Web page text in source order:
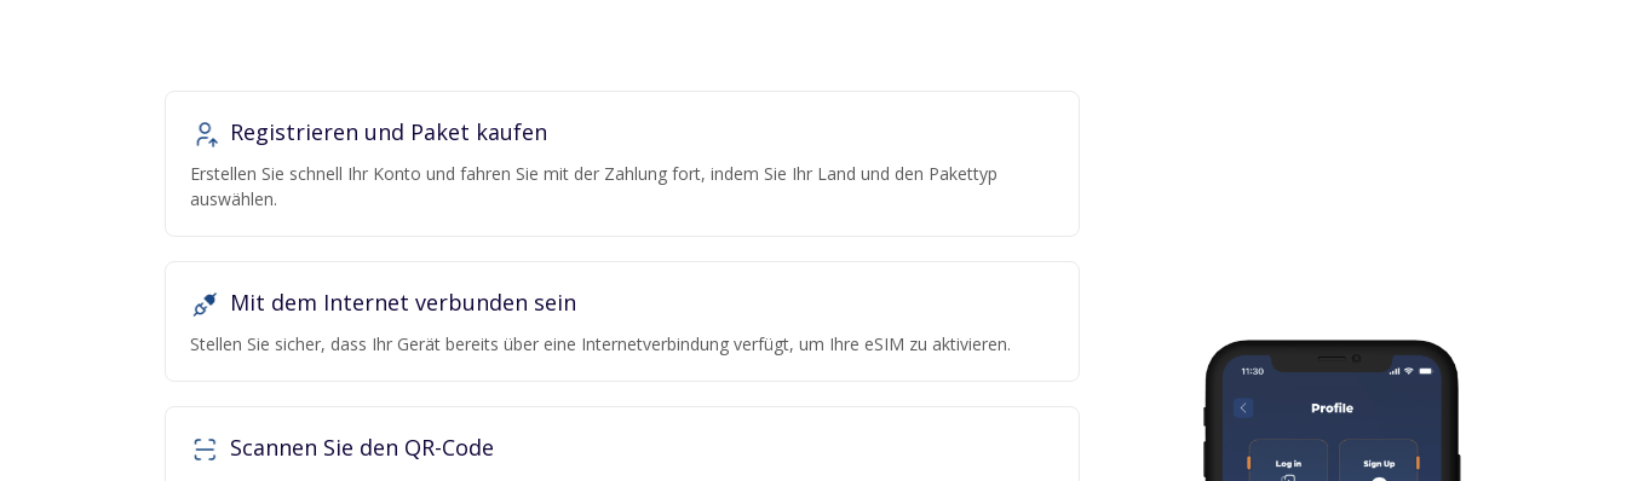
Registrieren und Paket kaufen
Erstellen Sie schnell Ihr Konto und fahren Sie mit der Zahlung fort, indem Sie Ihr Land und den Pakettyp
auswählen.
Mit dem Internet verbunden sein
Stellen Sie sicher, dass Ihr Gerät bereits über eine Internetverbindung verfügt, um Ihre eSIM zu aktivieren.
Scannen Sie den QR-Code